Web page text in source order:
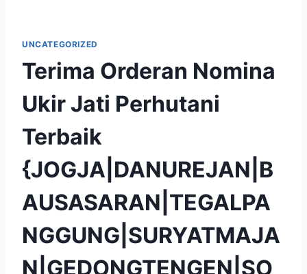
UNCATEGORIZED
Terima Orderan Nomina
Ukir Jati Perhutani
Terbaik
{JOGJA|DANUREJAN|B
AUSASARAN|TEGALPA
NGGUNG|SURYATMAJA
N|GEDONGTENGEN|SO